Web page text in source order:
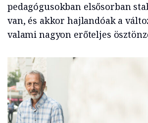
pedagógusokban elsősorban
van, és akkor hajlandóak a
valami nagyon erőteljes